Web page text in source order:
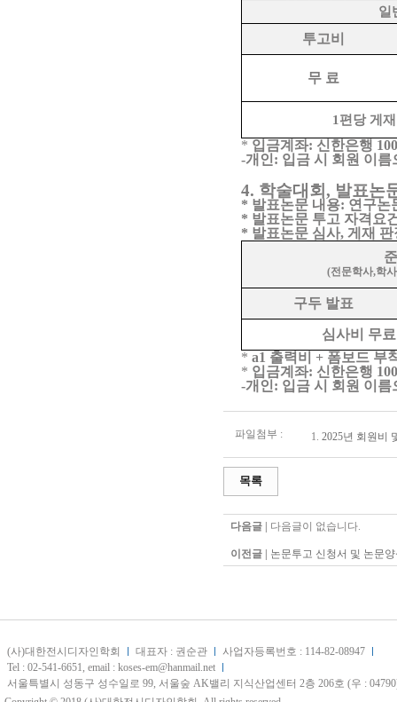
일
투고비
무 료
1 편당 게
* 입금계좌: 신한은행
-개인: 입금 시 회원 이름
4. 학술대회, 발표논
* 발표논문 내용: 연구논
* 발표논문 투고 자격요
* 발표논문 심사, 게재
(전문학사,학사
구두 발표
심사비 무
* a1 출력비 + 폼보드 부
* 입금계좌: 신한은행
-개인: 입금 시 회원 이름
파일첨부 : 1. 2025년 회원비
목록
다음글 | 다음글이 없습니다.
이전글 | 논문투고 신청서 및 논문
(사)대한전시디자인학회 대표자 : 권순관
사업자등록번호 : 114-82-08947
Tel : 02-541-6651, email : koses-em@hanmail.net
서울특별시 성동구 성수일로 99, 서울숲 AK밸리 지식산업센터 2층 206호 (우 :